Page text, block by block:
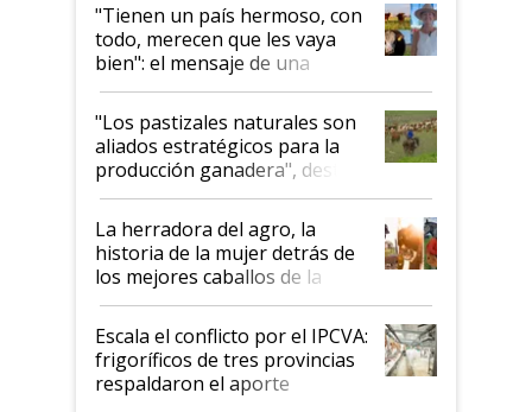
"Tienen un país hermoso, con
todo, merecen que les vaya
bien": el mensaje de una
ganadera uruguaya sobre las
oportunidades que se abren
para el agro en Argentina, con
foco en la carne
"Los pastizales naturales son
aliados estratégicos para la
producción ganadera", destaca
la iniciativa que ya reúne a 46
establecimientos en Argentina
La herradora del agro, la
historia de la mujer detrás de
los mejores caballos de la
Argentina y los mitos que
todavía hacen sufrir a estos
animales: "Mientras me
descalificaban, yo seguí
haciendo currículum"
Escala el conflicto por el IPCVA:
frigoríficos de tres provincias
respaldaron el aporte